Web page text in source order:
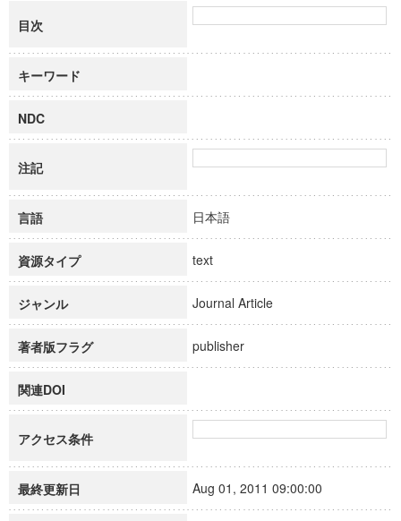
目次
キーワード
NDC
注記
言語 日本語
資源タイプ text
ジャンル Journal Article
著者版フラグ publisher
関連DOI
アクセス条件
最終更新日 Aug 01, 2011 09:00:00